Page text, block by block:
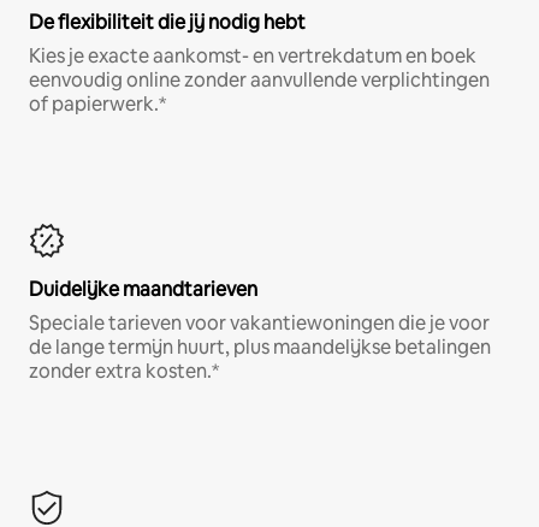
De flexibiliteit die jij nodig hebt
Kies je exacte aankomst- en vertrekdatum en boek
eenvoudig online zonder aanvullende verplichtingen
of papierwerk.*
Duidelijke maandtarieven
Speciale tarieven voor vakantiewoningen die je voor
de lange termijn huurt, plus maandelijkse betalingen
zonder extra kosten.*